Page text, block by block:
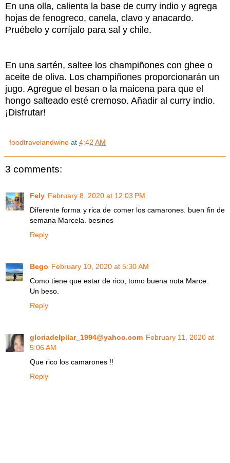
En una olla, calienta la base de curry indio y agrega
hojas de fenogreco, canela, clavo y anacardo.
Pruébelo y corríjalo para sal y chile.
En una sartén, saltee los champiñones con ghee o
aceite de oliva. Los champiñones proporcionarán un
jugo. Agregue el besan o la maicena para que el
hongo salteado esté cremoso. Añadir al curry indio.
¡Disfrutar!
foodtravelandwine at 4:42 AM
3 comments:
Fely February 8, 2020 at 12:03 PM
Diferente forma y rica de comer los camarones. buen fin de
semana Marcela. besinos
Reply
Bego February 10, 2020 at 5:30 AM
Como tiene que estar de rico, tomo buena nota Marce.
Un beso.
Reply
gloriadelpilar_1994@yahoo.com February 11, 2020 at
5:06 AM
Que rico los camarones !!
Reply